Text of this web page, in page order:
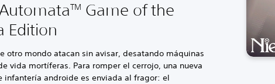
TM Game of the
Edition
otro mondo atacan sin avisar, desatando máquinas
vida mortíferas. Para romper el cerrojo, una nueva
infantería androide es enviada al fragor: el